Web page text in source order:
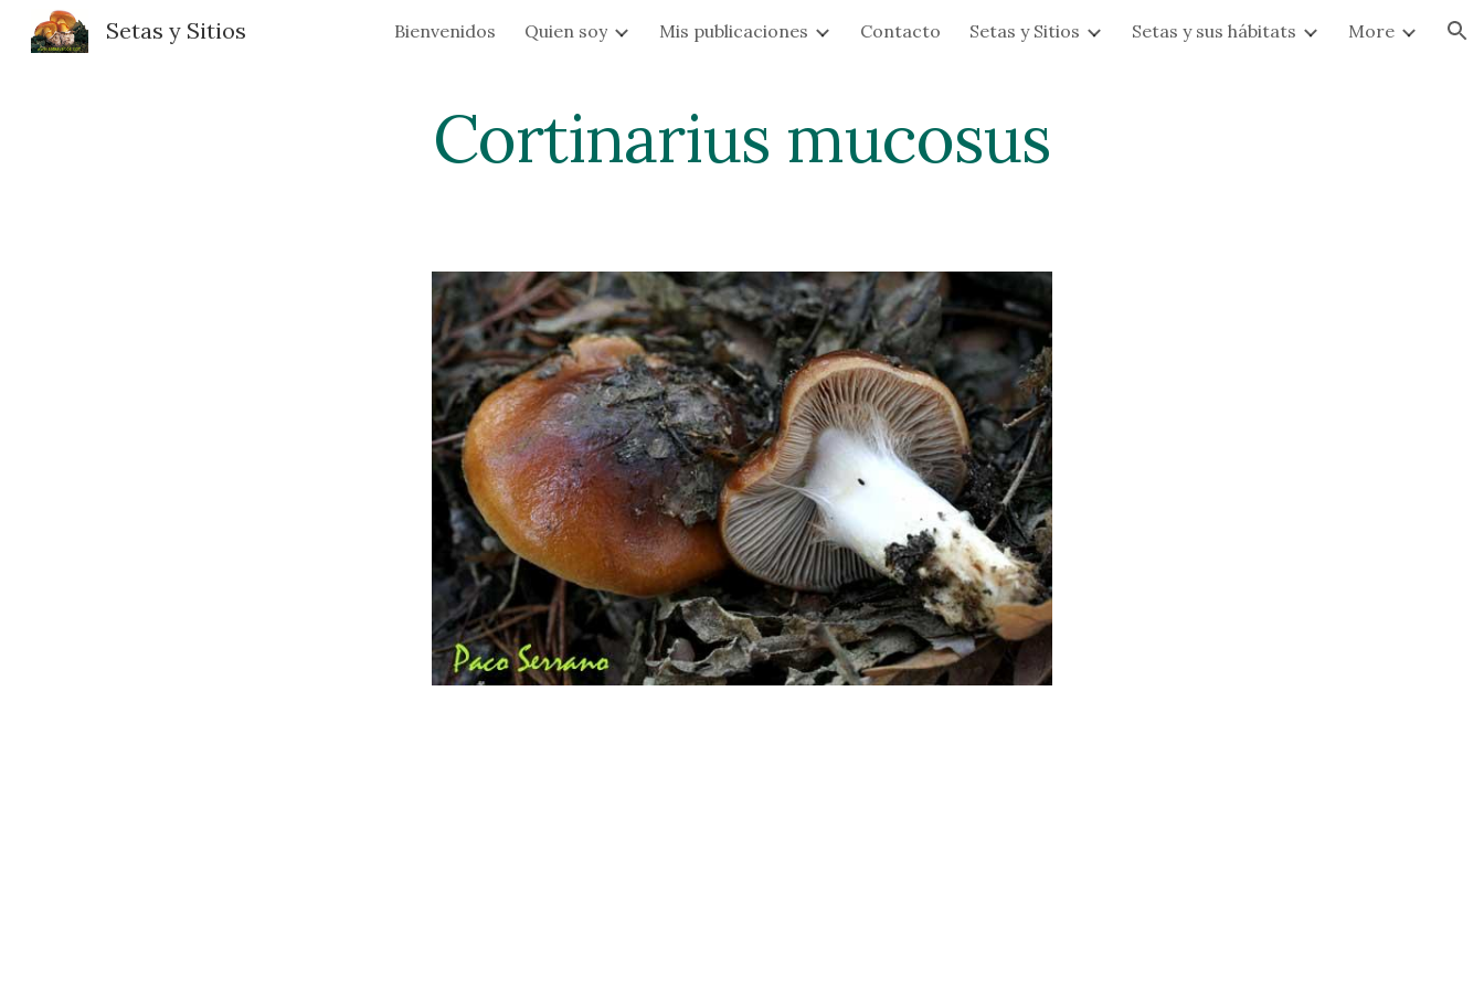
Skip to main content Skip to navigation
Setas y Sitios Bienvenidos Quien soy Mis publicaciones Contacto Setas y Sitios Setas y sus hábitats More
Cortinarius mucosus